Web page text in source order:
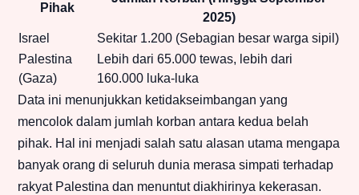
Pihak
2025)
Israel
Sekitar 1.200 (Sebagian besar warga sipil)
Palestina
(Gaza)
Lebih dari 65.000 tewas, lebih dari
160.000 luka-luka
Data ini menunjukkan ketidakseimbangan yang
mencolok dalam jumlah korban antara kedua belah
pihak. Hal ini menjadi salah satu alasan utama mengapa
banyak orang di seluruh dunia merasa simpati terhadap
rakyat Palestina dan menuntut diakhirinya kekerasan.